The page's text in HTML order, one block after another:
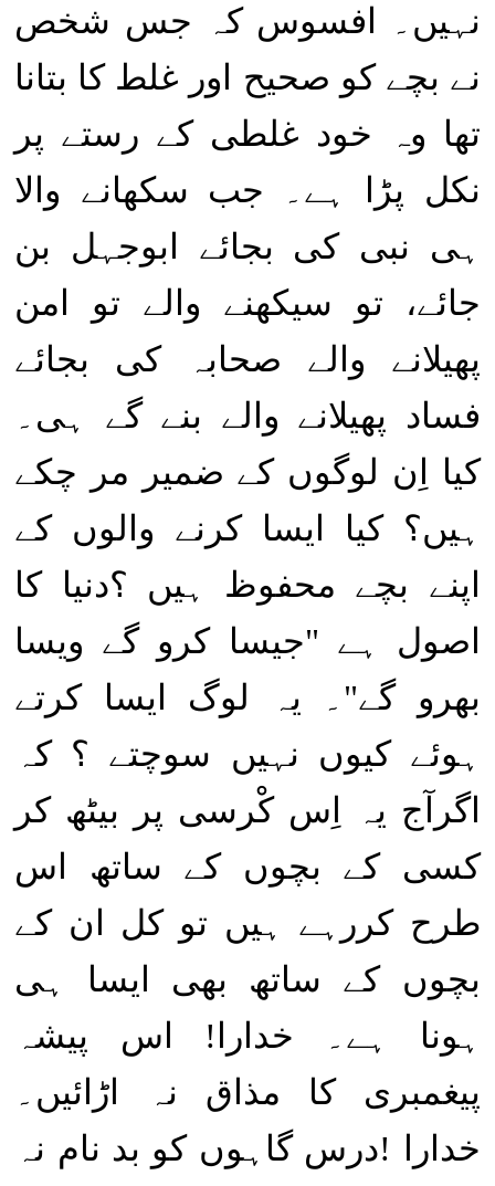
نہیں۔ افسوس کہ جس شخص
نے بچے کو صحیح اور غلط کا بتانا
تھا وہ خود غلطی کے رستے پر
نکل پڑا ہے۔ جب سکھانے والا
ہی نبی کی بجائے ابوجہل بن
جائے، تو سیکھنے والے تو امن
پھیلانے والے صحابہ کی بجائے
فساد پھیلانے والے بنے گے ہی۔
کیا اِن لوگوں کے ضمیر مر چکے
ہیں؟ کیا ایسا کرنے والوں کے
اپنے بچے محفوظ ہیں ؟دنیا کا
اصول ہے "جیسا کرو گے ویسا
بھرو گے"۔ یہ لوگ ایسا کرتے
ہوئے کیوں نہیں سوچتے ؟ کہ
اگرآج یہ اِس کْرسی پر بیٹھ کر
کسی کے بچوں کے ساتھ اس
طرح کررہے ہیں تو کل ان کے
بچوں کے ساتھ بھی ایسا ہی
ہونا ہے۔ خدارا! اس پیشہ
پیغمبری کا مذاق نہ اڑائیں۔
خدارا !درس گاہوں کو بد نام نہ